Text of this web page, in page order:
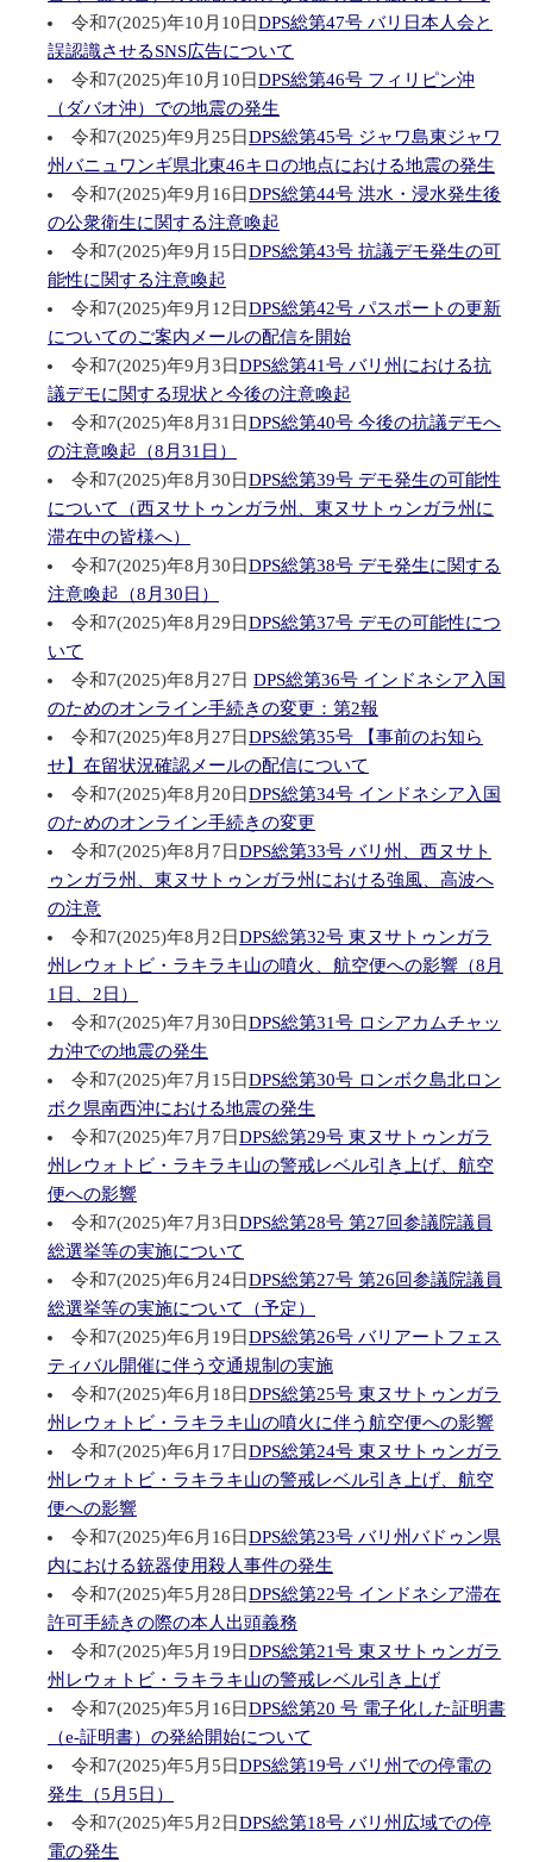
令和7(2025)年10月10日DPS総第47号 バリ日本人会と
誤認識させるSNS広告について
令和7(2025)年10月10日DPS総第46号 フィリピン沖
（ダバオ沖）での地震の発生
令和7(2025)年9月25日DPS総第45号 ジャワ島東ジャワ
州バニュワンギ県北東46キロの地点における地震の発生
令和7(2025)年9月16日DPS総第44号 洪水・浸水発生後
の公衆衛生に関する注意喚起
令和7(2025)年9月15日DPS総第43号 抗議デモ発生の可
能性に関する注意喚起
令和7(2025)年9月12日DPS総第42号 パスポートの更新
についてのご案内メールの配信を開始
令和7(2025)年9月3日DPS総第41号 バリ州における抗
議デモに関する現状と今後の注意喚起
令和7(2025)年8月31日DPS総第40号 今後の抗議デモへ
の注意喚起（8月31日）
令和7(2025)年8月30日DPS総第39号 デモ発生の可能性
について（西ヌサトゥンガラ州、東ヌサトゥンガラ州に
滞在中の皆様へ）
令和7(2025)年8月30日DPS総第38号 デモ発生に関する
注意喚起（8月30日）
令和7(2025)年8月29日DPS総第37号 デモの可能性につ
いて
令和7(2025)年8月27日DPS総第36号 インドネシア入国
のためのオンライン手続きの変更：第2報
令和7(2025)年8月27日DPS総第35号 【事前のお知ら
せ】在留状況確認メールの配信について
令和7(2025)年8月20日DPS総第34号 インドネシア入国
のためのオンライン手続きの変更
令和7(2025)年8月7日DPS総第33号 バリ州、西ヌサト
ゥンガラ州、東ヌサトゥンガラ州における強風、高波へ
の注意
令和7(2025)年8月2日DPS総第32号 東ヌサトゥンガラ
州レウォトビ・ラキラキ山の噴火、航空便への影響（8月
1日、2日）
令和7(2025)年7月30日DPS総第31号 ロシアカムチャッ
カ沖での地震の発生
令和7(2025)年7月15日DPS総第30号 ロンボク島北ロン
ボク県南西沖における地震の発生
令和7(2025)年7月7日DPS総第29号 東ヌサトゥンガラ
州レウォトビ・ラキラキ山の警戒レベル引き上げ、航空
便への影響
令和7(2025)年7月3日DPS総第28号 第27回参議院議員
総選挙等の実施について
令和7(2025)年6月24日DPS総第27号 第26回参議院議員
総選挙等の実施について（予定）
令和7(2025)年6月19日DPS総第26号 バリアートフェス
ティバル開催に伴う交通規制の実施
令和7(2025)年6月18日DPS総第25号 東ヌサトゥンガラ
州レウォトビ・ラキラキ山の噴火に伴う航空便への影響
令和7(2025)年6月17日DPS総第24号 東ヌサトゥンガラ
州レウォトビ・ラキラキ山の警戒レベル引き上げ、航空
便への影響
令和7(2025)年6月16日DPS総第23号 バリ州バドゥン県
内における銃器使用殺人事件の発生
令和7(2025)年5月28日DPS総第22号 インドネシア滞在
許可手続きの際の本人出頭義務
令和7(2025)年5月19日DPS総第21号 東ヌサトゥンガラ
州レウォトビ・ラキラキ山の警戒レベル引き上げ
令和7(2025)年5月16日DPS総第20 号 電子化した証明書
（e-証明書）の発給開始について
令和7(2025)年5月5日DPS総第19号 バリ州での停電の
発生（5月5日）
令和7(2025)年5月2日DPS総第18号 バリ州広域での停
電の発生